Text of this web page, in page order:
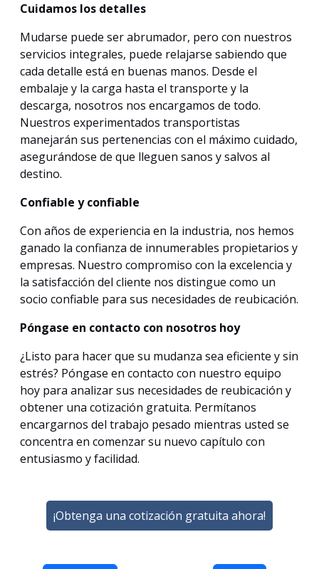
Cuidamos los detalles
Mudarse puede ser abrumador, pero con nuestros
servicios integrales, puede relajarse sabiendo que
cada detalle está en buenas manos. Desde el
embalaje y la carga hasta el transporte y la
descarga, nosotros nos encargamos de todo.
Nuestros experimentados transportistas
manejarán sus pertenencias con el máximo cuidado,
asegurándose de que lleguen sanos y salvos al
destino.
Confiable y confiable
Con años de experiencia en la industria, nos hemos
ganado la confianza de innumerables propietarios y
empresas. Nuestro compromiso con la excelencia y
la satisfacción del cliente nos distingue como un
socio confiable para sus necesidades de reubicación.
Póngase en contacto con nosotros hoy
¿Listo para hacer que su mudanza sea eficiente y sin
estrés? Póngase en contacto con nuestro equipo
hoy para analizar sus necesidades de reubicación y
obtener una cotización gratuita. Permítanos
encargarnos del trabajo pesado mientras usted se
concentra en comenzar su nuevo capítulo con
entusiasmo y facilidad.
¡Obtenga una cotización gratuita ahora!